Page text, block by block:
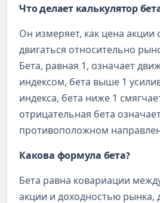
Что делает калькулятор
Он измеряет, как цена акции
двигаться относительно
Бета, равная 1, означает
индексом, бета выше 1
индекса, бета ниже 1
отрицательная бета
противоположном
Какова формула бета?
Бета равна ковариации
акции и доходностью рынка,